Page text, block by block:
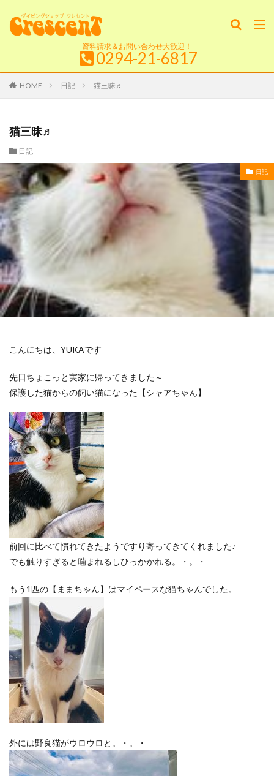
資料請求＆お問い合わせ大歓迎！
0294-21-6817
HOME 日記 猫三昧♬
猫三昧♬
日記
日記
こんにちは、YUKAです
先日ちょこっと実家に帰ってきました～
保護した猫からの飼い猫になった【シャアちゃん】
前回に比べて慣れてきたようですり寄ってきてくれました♪
でも触りすぎると噛まれるしひっかかれる。・。・
もう1匹の【ままちゃん】はマイペースな猫ちゃんでした。
外には野良猫がウロウロと。・。・